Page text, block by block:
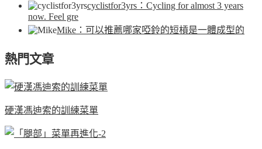
cyclistfor3yrs ：Cycling for almost 3 years
now. Feel gre
Mike ：可以推薦哪家啞鈴的短槓是一體成型的
熱門文章
硬漢馮迪索的訓練菜單